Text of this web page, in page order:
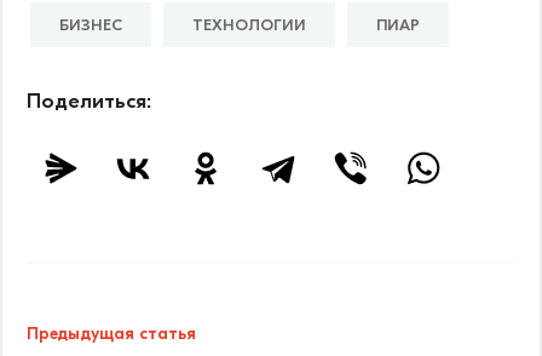
БИЗНЕС ТЕХНОЛОГИИ ПИАР
Поделиться:
Предыдущая статья